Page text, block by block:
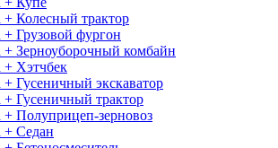
Колесный трактор
Грузовой фургон
+ Зерноуборочный комбайн
+ Хэтчбек
Гусеничный экскаватор
Гусеничный трактор
Полуприцеп-зерновоз
+ Седан